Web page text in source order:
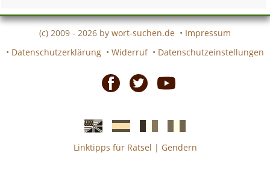
(c) 2009 - 2026 by wort-suchen.de • Impressum
• Datenschutzerklärung • Widerruf • Datenschutzeinstellungen
EnglischeSpanischefranzösicheitalienische
Linktipps für Rätsel | Gendern